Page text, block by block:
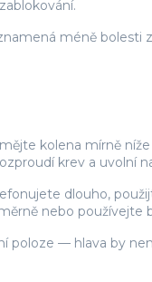
méně
kolena mírně
krev a uvolní
dlouho,
nebo používejte
— hlava by